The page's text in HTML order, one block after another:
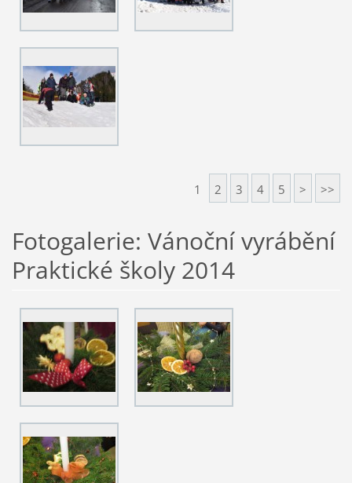
1 2 3 4 5 > >>
Fotogalerie: Vánoční vyrábění
Praktické školy 2014